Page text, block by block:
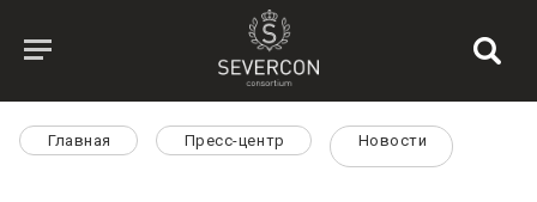
Главная Пресс-центр Новости